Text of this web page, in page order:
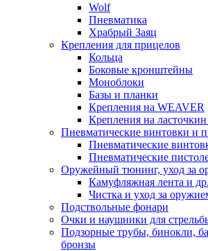
Wolf
Пневматика
Храбрый Заяц
Крепления для прицелов
Кольца
Боковые кронштейны
Моноблоки
Базы и планки
Крепления на WEAVER
Крепления на ласточкин
Пневматические винтовки и
Пневматические
Пневматические
Оружейный тюнинг, уход за
Камуфляжная лента и др.
Чистка и уход за
Подствольные фонари
Очки и наушники для
Подзорные трубы, бинокли,
бронзы